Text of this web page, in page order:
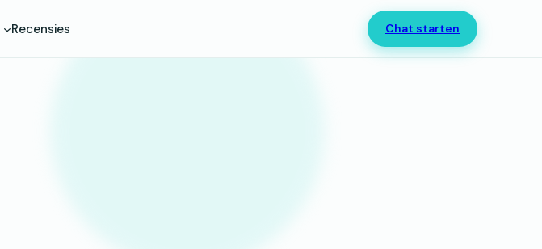
Recensies Chat starten